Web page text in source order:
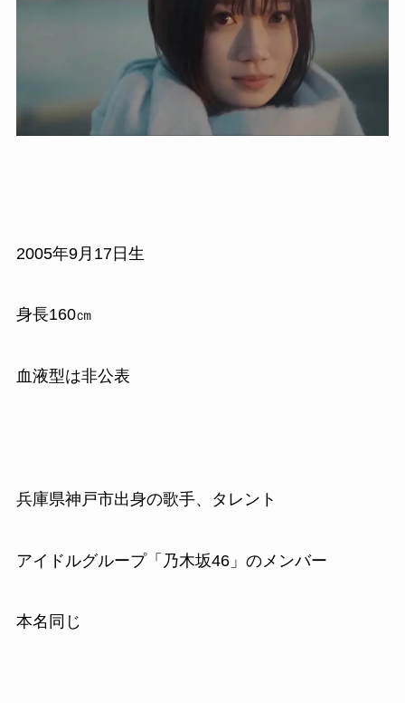
2005年9月17日生
身長160㎝
血液型は非公表
兵庫県神戸市出身の歌手、タレント
アイドルグループ「乃木坂46」のメンバー
本名同じ